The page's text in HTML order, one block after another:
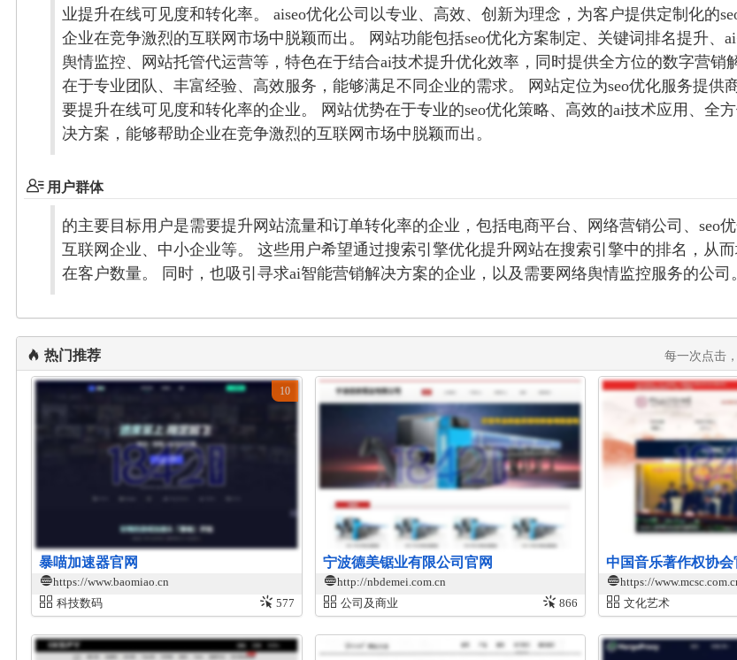
业提升在线可见度和转化率。 aiseo优化公司以专业、高效、创新为理念，为客户提供定制化的
企业在竞争激烈的互联网市场中脱颖而出。 网站功能包括seo优化方案制定、关键词排名提升、
舆情监控、网站托管代运营等，特色在于结合ai技术提升优化效率，同时提供全方位的数字营销
在于专业团队、丰富经验、高效服务，能够满足不同企业的需求。 网站定位为seo优化服务提供
要提升在线可见度和转化率的企业。 网站优势在于专业的seo优化策略、高效的ai技术应用、全
决方案，能够帮助企业在竞争激烈的互联网市场中脱颖而出。
用户群体
的主要目标用户是需要提升网站流量和订单转化率的企业，包括电商平台、网络营销公司、seo优
互联网企业、中小企业等。 这些用户希望通过搜索引擎优化提升网站在搜索引擎中的排名，从
在客户数量。 同时，也吸引寻求ai智能营销解决方案的企业，以及需要网络舆情监控服务的公司。
热门推荐 每一次点击
暴喵加速器官网
https://www.baomiao.cn
科技数码
577
10
宁波德美锯业有限公司官网
http://nbdemei.com.cn
公司及商业
866
中国音乐著作权协会
https://
文化艺术